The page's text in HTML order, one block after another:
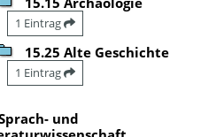
1 Eintrag
15.25 Alte Geschichte
1 Eintrag
und